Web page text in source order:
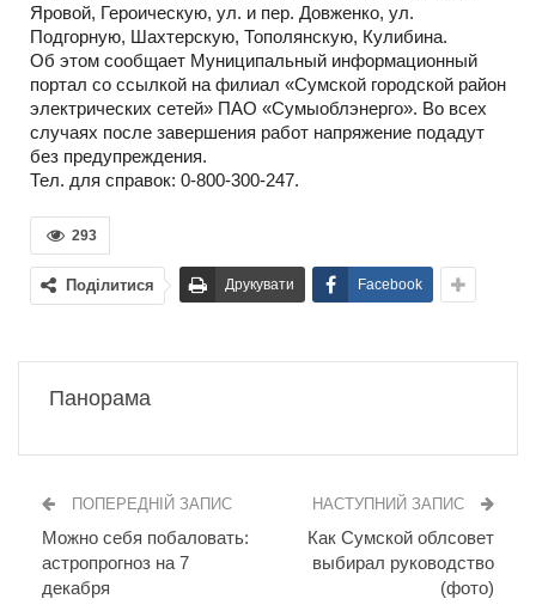
Яровой, Героическую, ул. и пер. Довженко, ул.
Подгорную, Шахтерскую, Тополянскую, Кулибина.
Об этом сообщает Муниципальный информационный
портал со ссылкой на филиал «Сумской городской район
электрических сетей» ПАО «Сумыоблэнерго». Во всех
случаях после завершения работ напряжение подадут
без предупреждения.
Тел. для справок: 0-800-300-247.
293
Поділитися Друкувати Facebook
Панорама
ПОПЕРЕДНІЙ ЗАПИС
Можно себя побаловать:
астропрогноз на 7
декабря
НАСТУПНИЙ ЗАПИС
Как Сумской облсовет
выбирал руководство
(фото)